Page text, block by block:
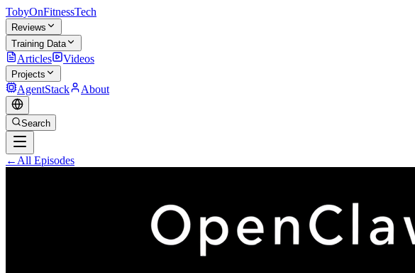
TobyOnFitnessTech
Reviews
Training Data
Articles Videos
Projects
AgentStack About
Search
← All Episodes